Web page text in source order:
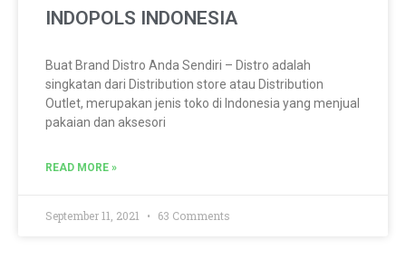
INDOPOLS INDONESIA
Buat Brand Distro Anda Sendiri – Distro adalah
singkatan dari Distribution store atau Distribution
Outlet, merupakan jenis toko di Indonesia yang menjual
pakaian dan aksesori
READ MORE »
September 11, 2021 63 Comments